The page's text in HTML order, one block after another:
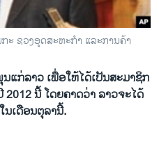
ະ ຊວງອຸດສະຫະກໍາ ແລະການຄ້າ
ກ່ລາວ ເພື່ອໃຫ້ໄດ້ເປັນສະມາຊິກ
ນີ້ ໂດຍຄາດວ່າ ລາວຈະໄດ້
ນເດືອນຕຸລານີ້.